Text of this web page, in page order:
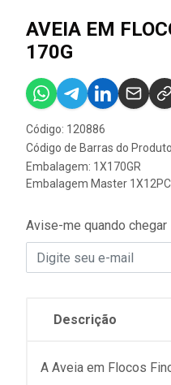
AVEIA EM
170G
Código: 120886
Código de Barras do
Embalagem: 1X170GR
Embalagem Master
Avise-me quando chegar
Descrição
A Aveia em Flocos